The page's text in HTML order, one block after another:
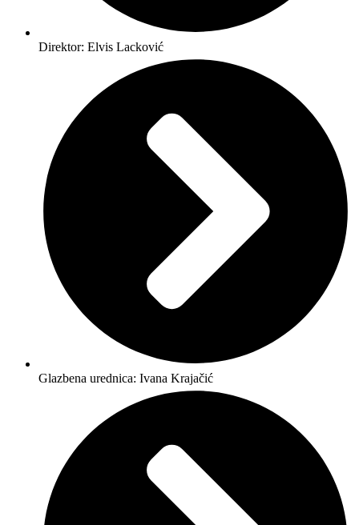
Direktor: Elvis Lacković
Glazbena urednica: Ivana Krajačić